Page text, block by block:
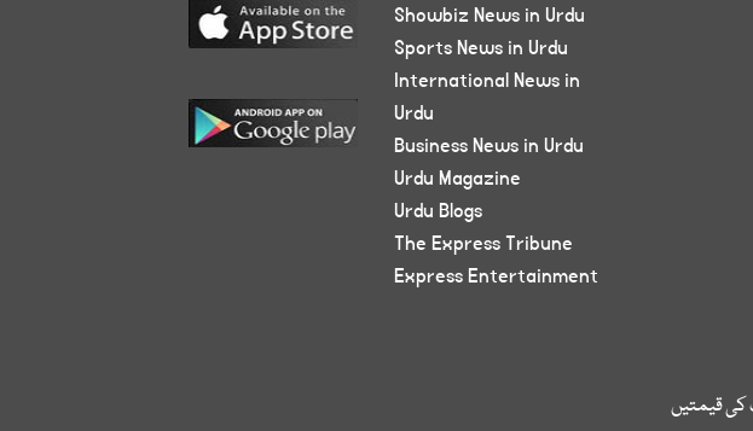
کی قیمتیں
Showbiz News in Urdu
Sports News in Urdu
International News in
Urdu
Business News in Urdu
Urdu Magazine
Urdu Blogs
The Express Tribune
Express Entertainment